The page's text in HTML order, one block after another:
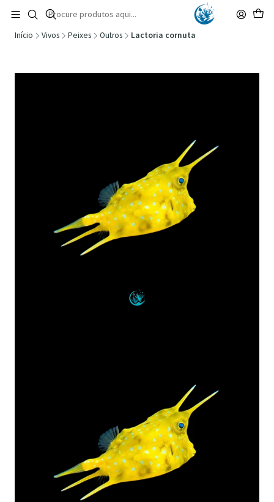
🚚 Portugal Continental: Portes Grátis desde 149,90€ (Envio extresso: 14,90€)
Ler mais
Início Vivos Peixes Outros Lactoria cornuta